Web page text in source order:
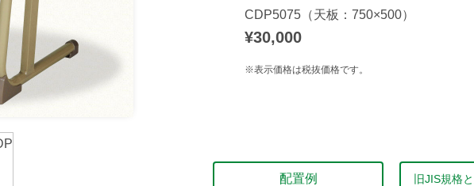
CDP5075（天板：750×500）
¥30,000
※表示価格は税抜価格です。
配置例 旧JIS規格と